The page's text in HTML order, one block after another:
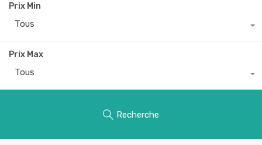
Prix Min
Tous
Prix Max
Tous
Recherche